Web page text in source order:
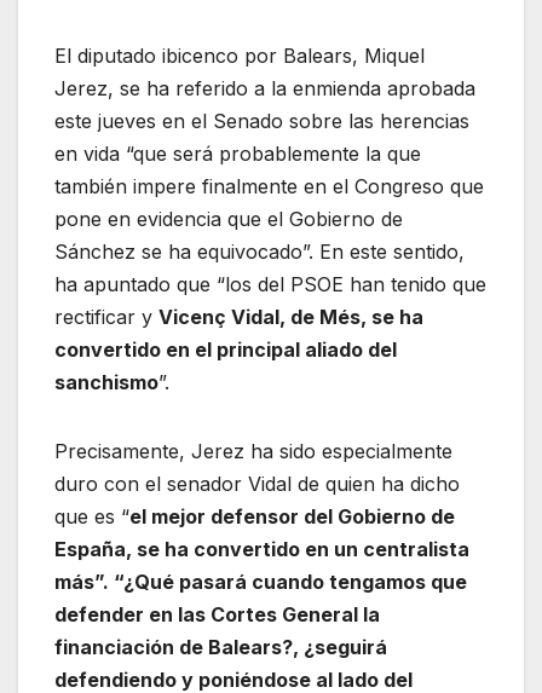
El diputado ibicenco por Balears, Miquel
Jerez, se ha referido a la enmienda aprobada
este jueves en el Senado sobre las herencias
en vida “que será probablemente la que
también impere finalmente en el Congreso que
pone en evidencia que el Gobierno de
Sánchez se ha equivocado”. En este sentido,
ha apuntado que “los del PSOE han tenido que
rectificar y Vicenç Vidal, de Més, se ha
convertido en el principal aliado del
sanchismo”.
Precisamente, Jerez ha sido especialmente
duro con el senador Vidal de quien ha dicho
que es “el mejor defensor del Gobierno de
España, se ha convertido en un centralista
más”. “¿Qué pasará cuando tengamos que
defender en las Cortes General la
financiación de Balears?, ¿seguirá
defendiendo y poniéndose al lado del